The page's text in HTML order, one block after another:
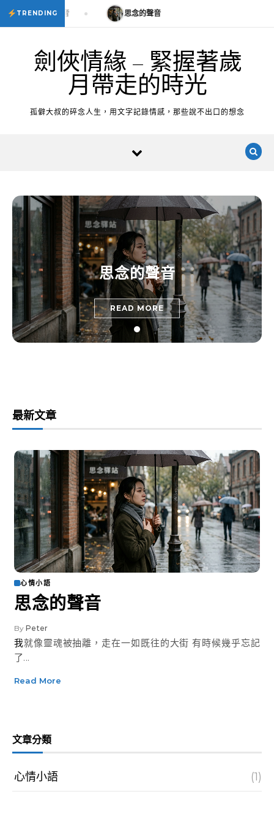
Skip to content
TRENDING
思念的聲音 思念的聲音
劍俠情緣 – 緊握著歲
月帶走的時光
孤僻大叔的碎念人生，用文字記錄情感，那些說不出口的想念
思念的聲音
READ MORE
最新文章
心情小語
思念的聲音
By Peter
我就像靈魂被抽離，走在一如既往的大街 有時候幾乎忘記
了...
Read More
文章分類
心情小語 (1)